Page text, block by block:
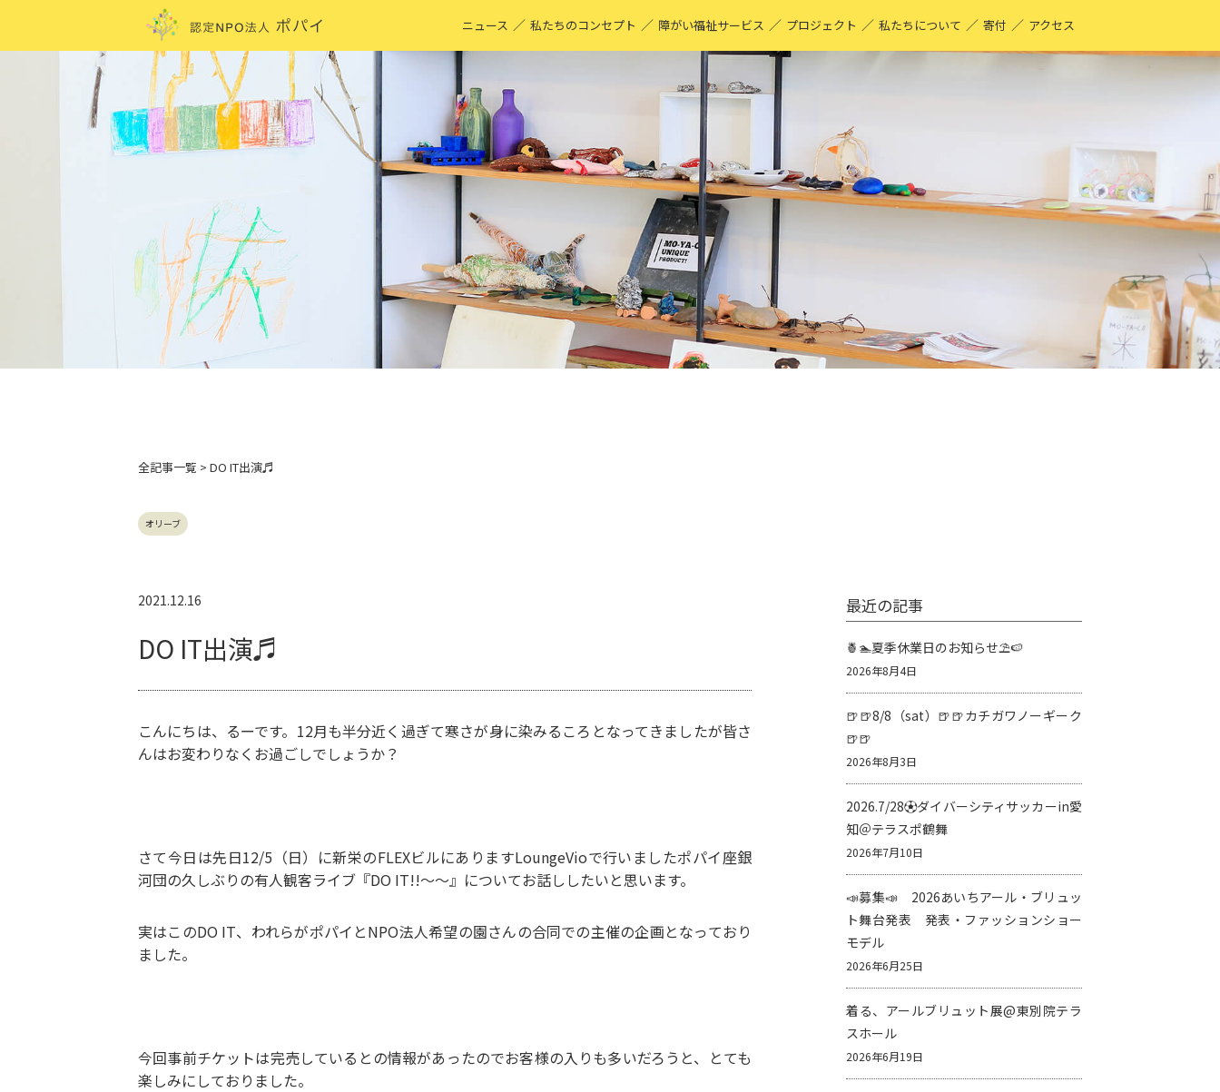
ニュース ／ 私たちのコンセプト ／ 障がい福祉サービス ／ プロジェクト
MO-YA-CO UNIQUE PRODUCT！
アーティストページ
MO-YA-CO キフ
／ 私たちについて ／ 寄付 ／ アクセス
全記事一覧 > DO IT出演♬
オリーブ
2021.12.16
DO IT出演♬
こんにちは、るーです。12月も半分近く過ぎて寒さが身に染みるころとなってきましたが皆さ
んはお変わりなくお過ごしでしょうか？
さて今日は先日12/5（日）に新栄のFLEXビルにありますLoungeVioで行いましたポパイ座銀
河団の久しぶりの有人観客ライブ『DO IT!!～～』についてお話ししたいと思います。
実はこのDO IT、われらがポパイとNPO法人希望の園さんの合同での主催の企画となっており
ました。
今回事前チケットは完売しているとの情報があったのでお客様の入りも多いだろうと、とても
楽しみにしておりました。
最近の記事
🍍🏊夏季休業日のお知らせ⛱️🍉
2026年8月4日
🍺🍺8/8（sat）🍺🍺カチガワノーギーク
🍺🍺
2026年8月3日
2026.7/28⚽️ダイバーシティサッカーin愛
知＠テラスポ鶴舞
2026年7月10日
📣募集📣 2026あいちアール・ブリュッ
ト舞台発表 発表・ファッションショー
モデル
2026年6月25日
着る、アールブリュット展@東別院テラ
スホール
2026年6月19日